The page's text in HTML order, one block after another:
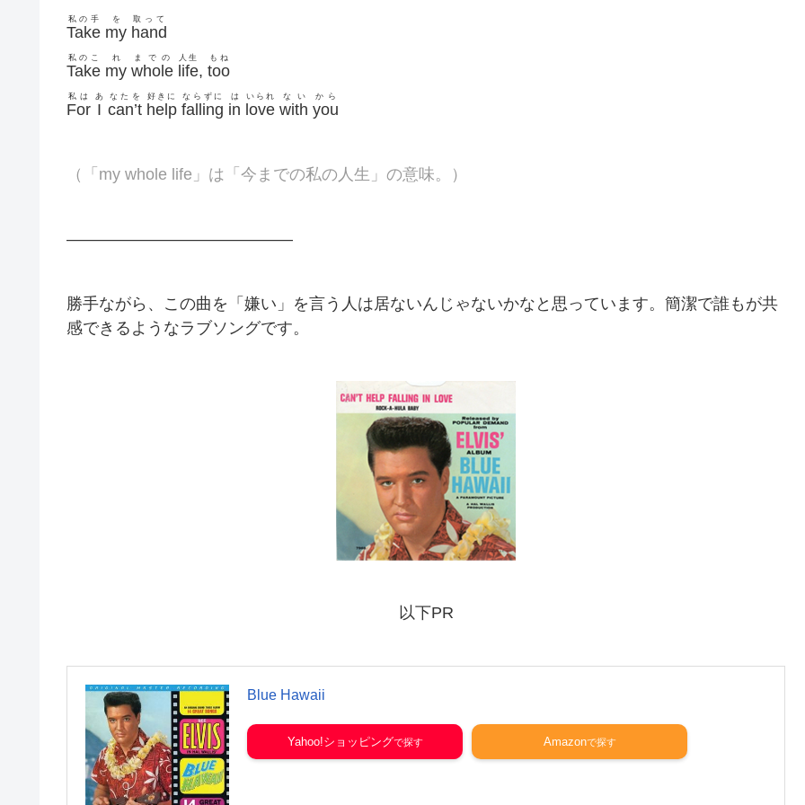
Take
私の手
my
を
hand
取って
Take
私のこ
my
れ
whole
までの
life
人生
, too
もね
For
私は
I
あ
can’t
なたを
help
好きに
falling
ならずに
in
は
love
いられ
with
ない
you
から
（「my whole life」は「今までの私の人生」の意味。）
——————————————
勝手ながら、この曲を「嫌い」を言う人は居ないんじゃないかなと思っています。簡潔で誰もが共
感できるようなラブソングです。
以下PR
Blue Hawaii
Yahoo!ショッピング Amazon